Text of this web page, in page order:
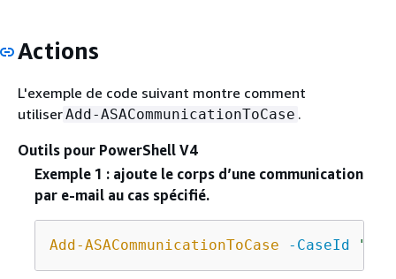
Actions
L'exemple de code suivant montre comment
utiliserAdd-ASACommunicationToCase .
Outils pour PowerShell V4
Exemple 1 : ajoute le corps d’une communication
par e-mail au cas spécifié.
Add-ASACommunicationToCase -CaseId